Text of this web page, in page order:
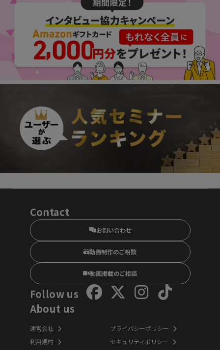
Contact
お問い合わせ
動画制作のご相談
動画掲載のご相談
Follow us
About us
運営会社
利用規約
プライバシーポリシー
セキュリティポリシー